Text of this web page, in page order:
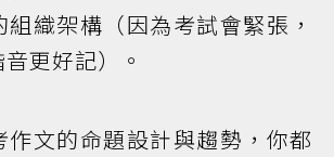
織架構（因為考試會緊張，
更好記）。
作文的命題設計與趨勢，你都